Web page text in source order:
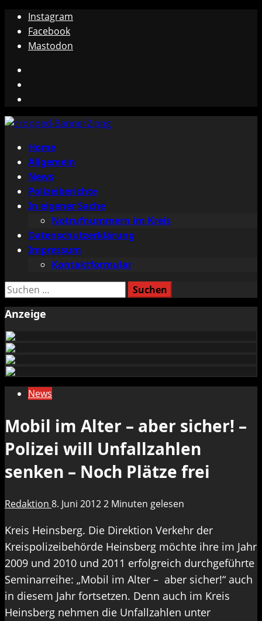
Zum
Inhalt
springen
Instagram
Facebook
Mastodon
Primäres
Menü
Home
Allgemein
News
Polizeiberichte
In eigener Sache
Notrufnummern im Kreis
Datenschutzerklärung
Impressum
Kontaktformular
Suchen
Anzeige
News
Mobil im Alter – aber sicher! –
Polizei will Unfallzahlen
senken – Noch Plätze frei
Redaktion 8. Juni 20122 Minuten gelesen
Kreis Heinsberg. Die Direktion Verkehr der
Kreispolizeibehörde Heinsberg möchte ihre im Jahr
2009 und 2010 und 2011 erfolgreich durchgeführte
Seminarreihe: „Mobil im Alter – aber sicher!“ auch
in diesem Jahr fortsetzen. Denn auch im Kreis
Heinsberg nehmen die Unfallzahlen unter